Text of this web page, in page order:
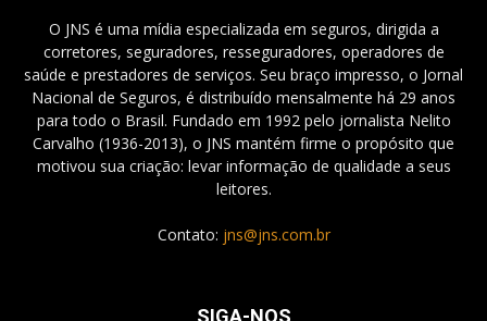
O JNS é uma mídia especializada em seguros, dirigida a
corretores, seguradores, resseguradores, operadores de
saúde e prestadores de serviços. Seu braço impresso, o Jornal
Nacional de Seguros, é distribuído mensalmente há 29 anos
para todo o Brasil. Fundado em 1992 pelo jornalista Nelito
Carvalho (1936-2013), o JNS mantém firme o propósito que
motivou sua criação: levar informação de qualidade a seus
leitores.
Contato: jns@jns.com.br
SIGA-NOS